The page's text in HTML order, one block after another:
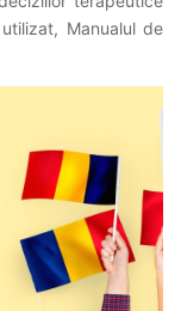
Manualul de